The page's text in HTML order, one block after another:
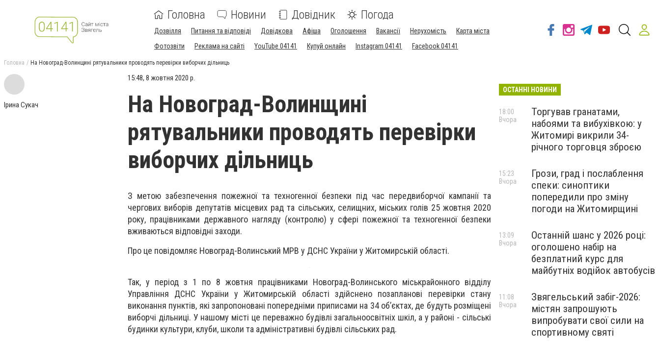
Головна Новини Довідник Погода
Дозвілля Питання та відповіді Довідкова Афіша Оголошення Вакансії Нерухомість
Карта міста
Фотозвіти
Реклама на сайті YouTube 04141 Купуй онлайн Instagram 04141 Facebook 04141
Головна На Новоград-Волинщині рятувальники проводять перевірки виборчих дільниць
Ірина Сукач
15:48, 8 жовтня 2020 р.
На Новоград-Волинщині
рятувальники проводять перевірки
виборчих дільниць
З метою забезпечення пожежної та техногенної безпеки під час передвиборчої кампанії та
чергових виборів депутатів місцевих рад та сільських, селищних, міських голів 25 жовтня 2020
року, працівниками державного нагляду (контролю) у сфері пожежної та техногенної безпеки
вживаються відповідні заходи.
Про це повідомляє Новоград-Волинський МРВ у ДСНС України у Житомирській області.
Так, у період з 1 по 8 жовтня працівниками Новоград-Волинського міськрайонного відділу
Управління ДСНС України у Житомирській області здійснено позапланові перевірки стану
виконання пунктів, які запропоновані попередніми приписами на 34 об’єктах, де будуть розміщені
виборчі дільниці. У нашому місті це переважно будівлі загальноосвітніх шкіл, а у районі - сільські
будинки культури, клуби, школи та адміністративні будівлі сільських рад.
ОСТАННІ НОВИНИ
Торгував гранатами,
набоями та вибухівкою: у
Житомирі викрили 34-
річного торговця зброєю
18:00
Вчора
Грози, град і послаблення
спеки: синоптики
попередили про зміну
погоди на Житомирщині
15:23
Вчора
Останній шанс у 2026 році:
оголошено набір на
безплатний курс для
майбутніх водійок автобусів
13:09
Вчора
Звягельський забіг-2026:
містян запрошують
випробувати свої сили на
спортивному святі
11:08
Вчора